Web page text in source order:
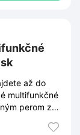
až do
multifunkčné
perom za